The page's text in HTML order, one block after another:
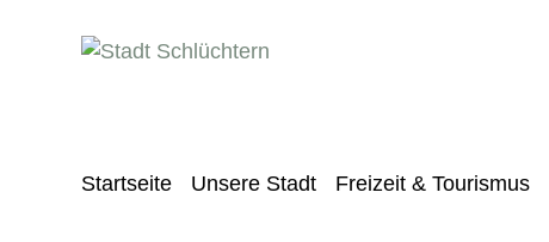
Startseite Unsere Stadt Freizeit & Tourismus